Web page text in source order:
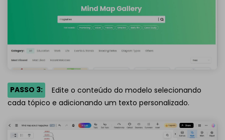
PASSO 3:
Edite o conteúdo do modelo selecionando
cada tópico e adicionando um texto personalizado.